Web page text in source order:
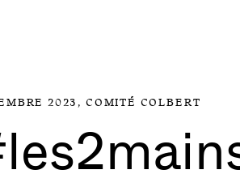
2023, COMITÉ COLBERT